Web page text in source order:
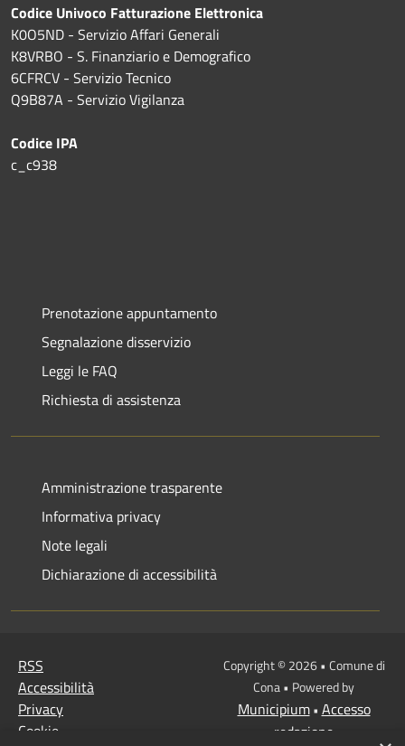
Codice Univoco Fatturazione Elettronica
K0O5ND - Servizio Affari Generali
K8VRBO - S. Finanziario e Demografico
6CFRCV - Servizio Tecnico
Q9B87A - Servizio Vigilanza
Codice IPA
c_c938
Prenotazione appuntamento
Segnalazione disservizio
Leggi le FAQ
Richiesta di assistenza
Amministrazione trasparente
Informativa privacy
Note legali
Dichiarazione di accessibilità
RSS
Accessibilità
Privacy
Cookie
Copyright © 2026 • Comune di
Cona • Powered by
Municipium• Accesso
redazione